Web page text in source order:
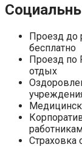
Проезд до
бесплатно
Проезд по
отдых
Страховка